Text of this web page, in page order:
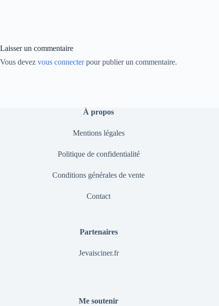
Laisser un commentaire
Vous devez vous connecterpour publier un commentaire.
À propos
Mentions légales
Politique de confidentialité
Conditions générales de vente
Contact
Partenaires
Jevaisciner.fr
Me soutenir